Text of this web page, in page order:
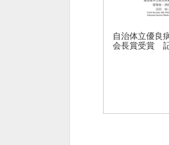
自治体立優
会長賞受賞